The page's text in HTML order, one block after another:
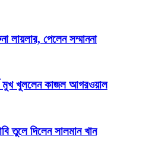
লায়লার, পেলেন সম্মাননা
মুখ খুললেন কাজল আগরওয়াল
তুলে দিলেন সালমান খান